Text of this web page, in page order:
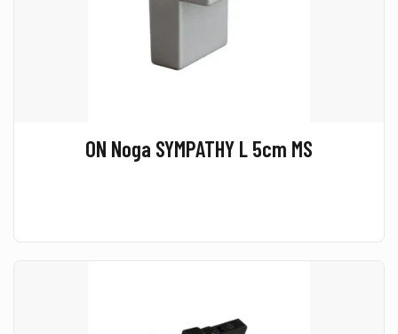
ON Noga SYMPATHY L 5cm MS